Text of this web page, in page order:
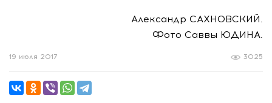
Александр САХНОВСКИЙ.
Фото Саввы ЮДИНА.
3025
19 июля 2017